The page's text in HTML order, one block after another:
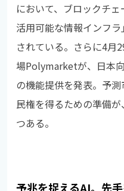
において、ブロックチ
活用可能な情報インフ
されている。さらに4月
場Polymarketが、日本
の機能提供を発表。予
民権を得るための準備
つある。
予兆を捉えるAI。先